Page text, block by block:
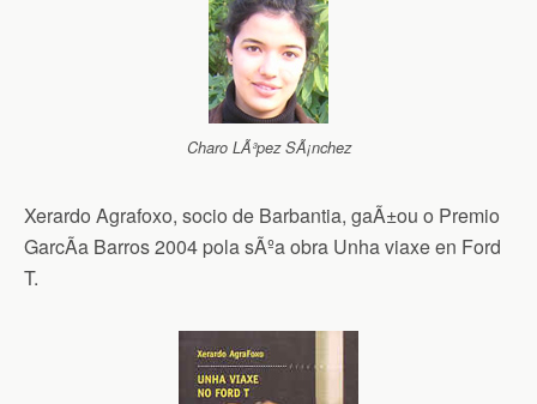
Charo LÃ³pez SÃ¡nchez
Xerardo Agrafoxo, socio de Barbantia, gaÃ±ou o Premio
GarcÃ­a Barros 2004 pola sÃºa obra Unha viaxe en Ford
T.